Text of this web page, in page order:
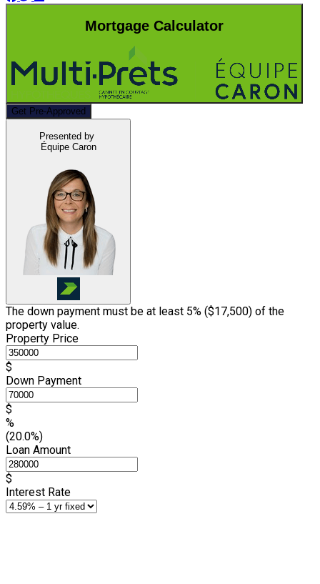
Mortgage Calculator
Get Pre-Approved
Presented by
Équipe Caron
The down payment must be at least 5% ($17,500) of the
property value.
Property Price
$
Down Payment
$
%
(20.0%)
Loan Amount
$
Interest Rate